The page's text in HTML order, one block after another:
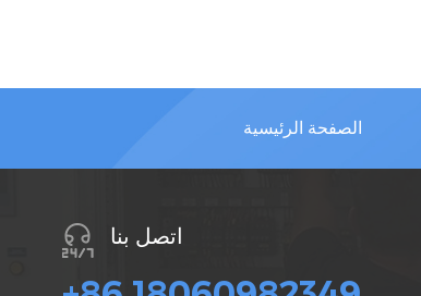
الصفحة الرئيسية
اتصل بنا